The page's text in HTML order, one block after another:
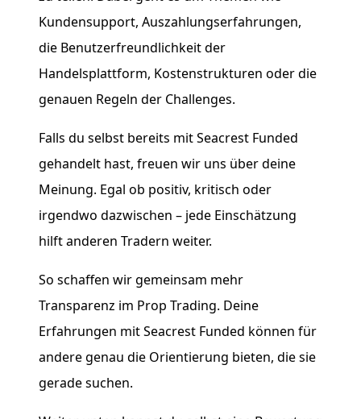
Kundensupport, Auszahlungserfahrungen,
die Benutzerfreundlichkeit der
Handelsplattform, Kostenstrukturen oder die
genauen Regeln der Challenges.
Falls du selbst bereits mit Seacrest Funded
gehandelt hast, freuen wir uns über deine
Meinung. Egal ob positiv, kritisch oder
irgendwo dazwischen – jede Einschätzung
hilft anderen Tradern weiter.
So schaffen wir gemeinsam mehr
Transparenz im Prop Trading. Deine
Erfahrungen mit Seacrest Funded können für
andere genau die Orientierung bieten, die sie
gerade suchen.